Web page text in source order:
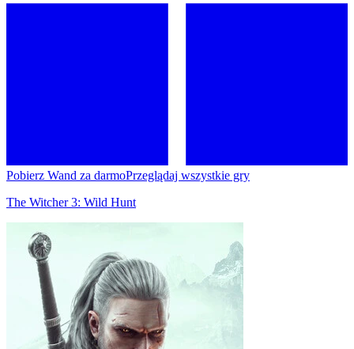
Pobierz Wand za darmoPrzeglądaj wszystkie gry
The Witcher 3: Wild Hunt